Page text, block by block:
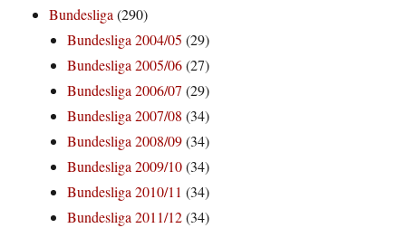
Bundesliga(290)
Bundesliga 2004/05 (29)
Bundesliga 2005/06(27)
Bundesliga 2006/07 (29)
Bundesliga 2007/08 (34)
Bundesliga 2008/09(34)
Bundesliga 2009/10(34)
Bundesliga 2010/11 (34)
Bundesliga 2011/12(34)